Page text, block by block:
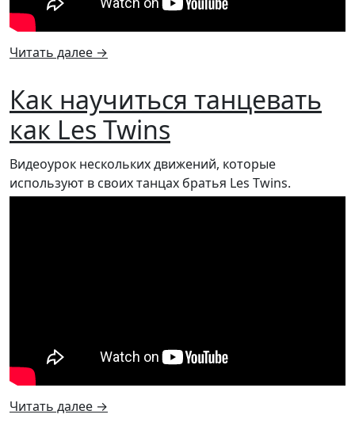
Читать далее →
Как научиться танцевать
как Les Twins
Видеоурок нескольких движений, которые
используют в своих танцах братья Les Twins.
Читать далее →